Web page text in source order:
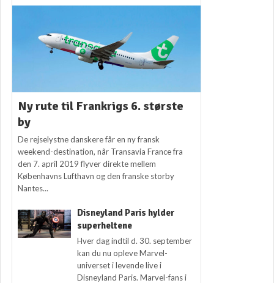
Ny rute til Frankrigs 6. største
by
De rejselystne danskere får en ny fransk
weekend-destination, når Transavia France fra
den 7. april 2019 flyver direkte mellem
Københavns Lufthavn og den franske storby
Nantes...
Disneyland Paris hylder
superheltene
Hver dag indtil d. 30. september
kan du nu opleve Marvel-
universet i levende live i
Disneyland Paris. Marvel-fans i